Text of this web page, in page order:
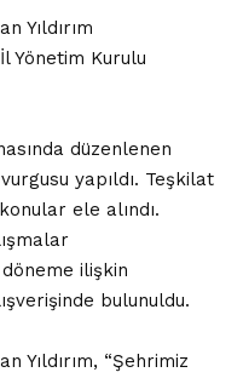
Yıldırım
Yönetim Kurulu
düzenlenen
yapıldı. Teşkilat
ele alındı.
ilişkin
bulunuldu.
Yıldırım, “Şehrimiz